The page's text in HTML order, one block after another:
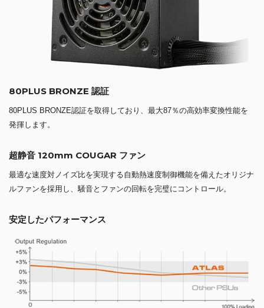
80PLUS BRONZE 認証
80PLUS BRONZE認証を取得しており、最大87％の高効率変換性能を
発揮します。
超静音 120mm COUGAR ファン
最適な速度対ノイズ比を実現する自動熱速度制御機能を備えたオリジナ
ルファンを採用し、騒音とファンの回転を完璧にコントロール。
安定したパフォーマンス